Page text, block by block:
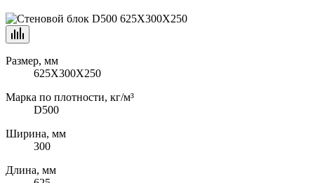
Размер, мм
625Х300Х250
Марка по плотности, кг/м³
D500
Ширина, мм
300
Длина, мм